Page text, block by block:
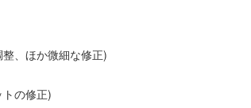
、ほか微細な修正)
の修正)